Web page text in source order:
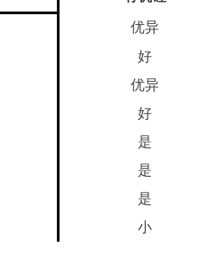
优异
好
优异
好
是
是
是
小